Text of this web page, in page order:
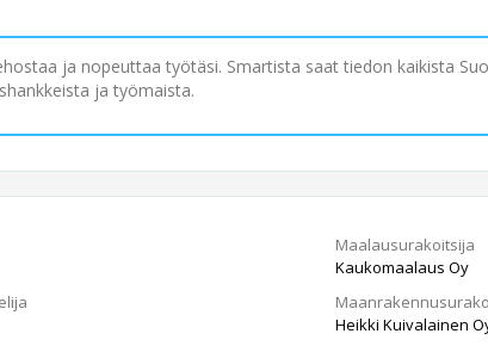
ja nopeuttaa työtäsi. Smartista saat tiedon kaikista
ja työmaista.
Maalausurakoitsija
Kaukomaalaus Oy
Heikki Kuivalainen